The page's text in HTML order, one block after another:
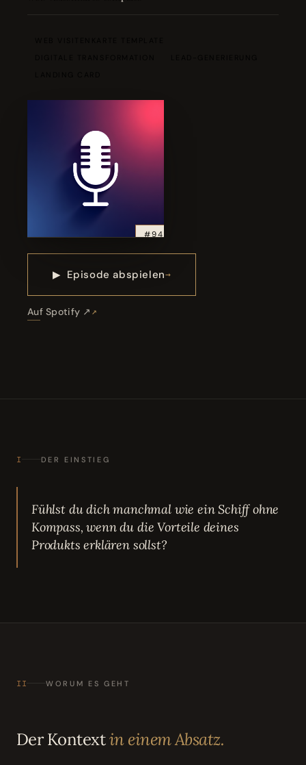
#94
▶ Episode abspielen
Auf Spotify ↗
I DER EINSTIEG
Fühlst du dich manchmal wie ein Schiff ohne
Kompass, wenn du die Vorteile deines
Produkts erklären sollst?
II WORUM ES GEHT
Der Kontextin einem Absatz.